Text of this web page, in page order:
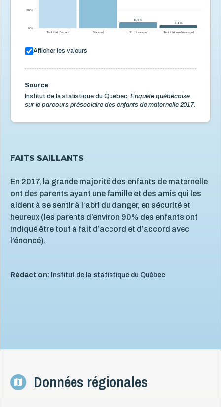
Santé mentale de l'enfant
Santé physique de l'enfant
Services de santé et services sociaux
Services éducatifs à l'enfance
Tout à fait d'accord D'accord En désaccord Tout à fait en désaccord
0 %
20 %
6,4 %
6,4 %
3,1 %
3,1 %
Afficher les valeurs
Source
Institut de la statistique du Québec, Enquête québécoise
sur le parcours préscolaire des enfants de maternelle 2017.
FAITS SAILLANTS
En 2017, la grande majorité des enfants de maternelle
ont des parents ayant une famille et des amis qui les
aident à se sentir à l’abri du danger, en sécurité et
heureux (les parents d’environ 90% des enfants ont
indiqué être tout à fait d’accord et d’accord avec
l’énoncé).
Rédaction: Institut de la statistique du Québec
Données régionales